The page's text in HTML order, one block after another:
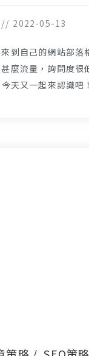
2022-05-13
到自己的網站部落
麼流量，詢問度很
天又一起來認識吧！